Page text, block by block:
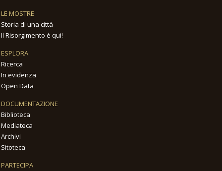
LE MOSTRE
Storia di una città
Il Risorgimento è qui!
ESPLORA
Ricerca
In evidenza
Open Data
DOCUMENTAZIONE
Biblioteca
Mediateca
Archivi
Sitoteca
PARTECIPA